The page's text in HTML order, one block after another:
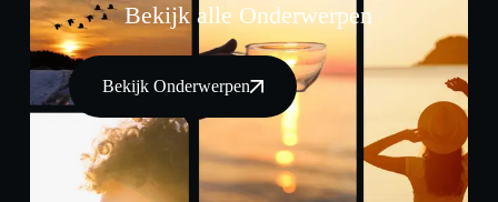
Bekijk alle Onderwerpen
Bekijk Onderwerpen